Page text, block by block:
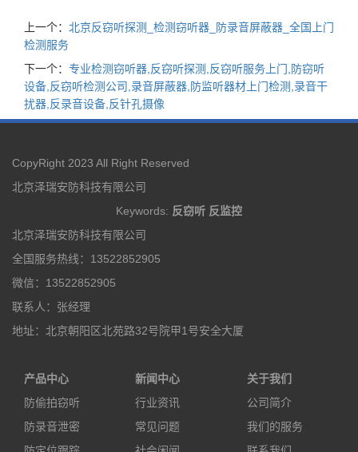
上一个： 北京反窃听探测_检测窃听器_防录音屏蔽器_全国上门
检测服务
下一个： 专业检测窃听器,反窃听探测,反窃听服务上门,防窃听
设备,反窃听检测公司,录音屏蔽器,防监听器材上门检测,录音干
扰器,反录音设备,反针孔摄像
CopyRight 2023 All Right Reserved
北京泽瑞安防科技有限公司
Keywords: 反窃听 反监控
北京泽瑞安防科技有限公司
全国服务热线：13522852905
微信：13522852905
联系人：张经理
地址：北京朝阳区北苑路32号院甲1号安全大厦
产品中心
防偷拍窃听
防录音泄密
新闻中心
行业资讯
常见问题
关于我们
公司简介
我们的服务